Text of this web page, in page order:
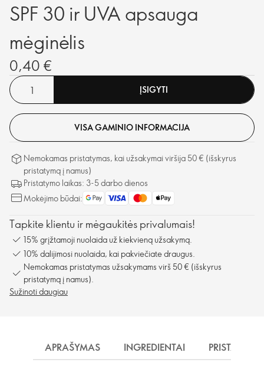
SPF 30 ir UVA apsauga
mėginėlis
0,40 €
ĮSIGYTI
VISA GAMINIO INFORMACIJA
Nemokamas pristatymas, kai užsakymai viršija 50 € (išskyrus
pristatymą į namus)
Pristatymo laikas: 3-5 darbo dienos
Mokėjimo būdai:
Tapkite klientu ir mėgaukitės privalumais!
15% grįžtamoji nuolaida už kiekvieną užsakymą.
10% dalijimosi nuolaida, kai pakviečiate draugus.
Nemokamas pristatymas užsakymams virš 50 € (išskyrus
pristatymą į namus).
Sužinoti daugiau
APRAŠYMAS INGREDIENTAI